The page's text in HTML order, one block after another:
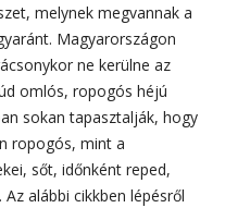
melynek megvannak a
Magyarországon
ne kerülne az
omlós, ropogós héjú
sokan tapasztalják, hogy
ropogós, mint a
sőt, időnként reped,
alábbi cikkben lépésről